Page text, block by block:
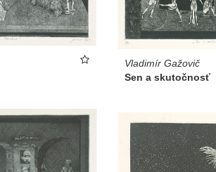
Vladimír Gažovič
Sen a skutočnosť